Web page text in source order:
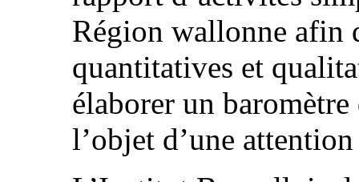
Région wallonne afin
quantitatives et
élaborer un
l’objet d’une